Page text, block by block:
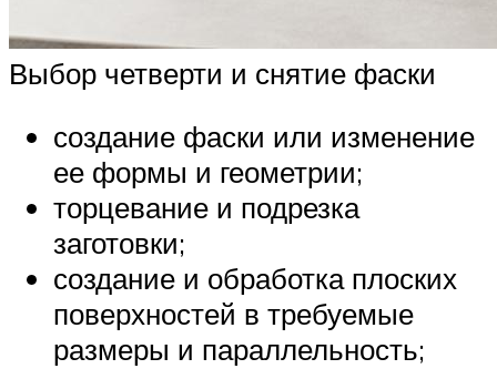
Выбор четверти и снятие фаски
создание фаски или изменение
ее формы и геометрии;
торцевание и подрезка
заготовки;
создание и обработка плоских
поверхностей в требуемые
размеры и параллельность;